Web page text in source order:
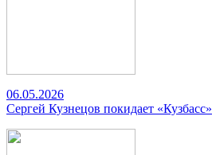
06.05.2026
Сергей Кузнецов покидает «Кузбасс»